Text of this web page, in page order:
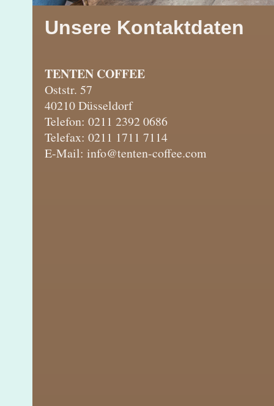
Unsere Kontaktdaten
TENTEN COFFEE
Oststr. 57
40210 Düsseldorf
Telefon: 0211 2392 0686
Telefax: 0211 1711 7114
E-Mail: info@tenten-coffee.com